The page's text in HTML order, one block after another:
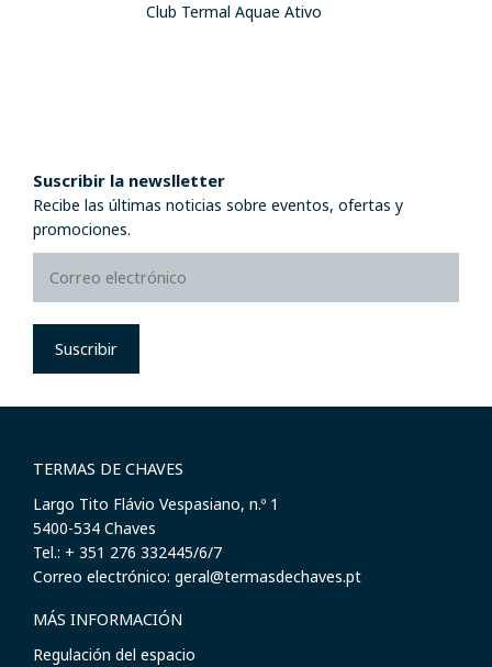
Club Termal Aquae Ativo
Suscribir la newslletter
Recibe las últimas noticias sobre eventos, ofertas y
promociones.
Suscribir
TERMAS DE CHAVES
Largo Tito Flávio Vespasiano, n.º 1
​5400-534 Chaves
Tel.: + 351 276 332445/6/7
Correo electrónico: geral@termasdechaves.pt
MÁS INFORMACIÓN
Regulación del espacio